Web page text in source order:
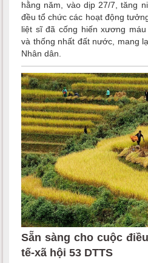
hằng năm, vào dịp 27/7, tăng
đều tổ chức các hoạt động
liệt sĩ đã cống hiến xương
và thống nhất đất nước, mang
Nhân dân.
Sẵn sàng cho cuộc
tế-xã hội 53 DTTS